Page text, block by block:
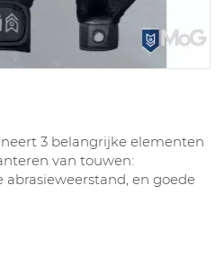
3 belangrijke elementen
van touwen:
en goede